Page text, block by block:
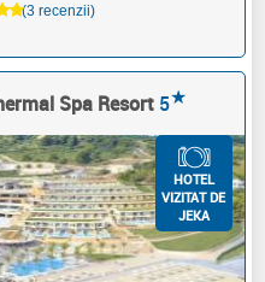
(3 recenzii)
Spa Resort 5★
HOTEL
VIZITAT DE
JEKA